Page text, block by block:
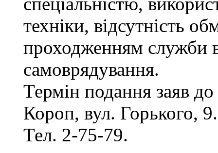
техніки, відсутність
проходженням служби
самоврядування.
Термін подання заяв
Короп, вул. Горького,
Тел. 2-75-79.